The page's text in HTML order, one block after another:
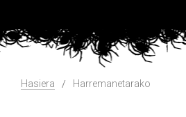
Hasiera Harremanetarako